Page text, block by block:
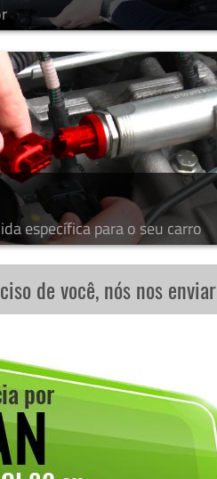
específica para o seu carro
de você, nós nos enviar